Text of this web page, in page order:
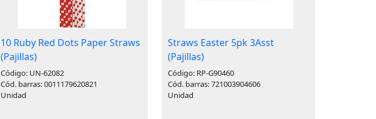
10 Ruby Red Dots Paper Straws
(Pajillas)
Código: UN-62082
Cód. barras: 0011179620821
Unidad
Straws Easter 5pk 3Asst
(Pajillas)
Código: RP-G90460
Cód. barras: 721003904606
Unidad